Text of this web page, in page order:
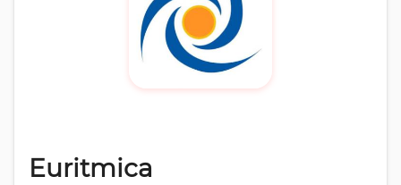
Euritmica